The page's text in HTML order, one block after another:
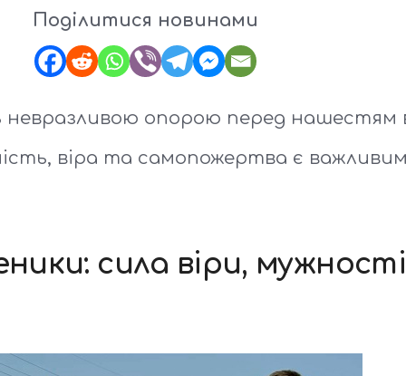
Поділитися новинами
опорою перед нашестям
віра та самопожертва є
сила віри,